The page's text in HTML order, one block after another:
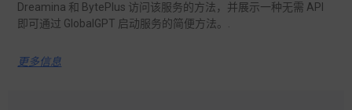
Dreamina 和 BytePlus 访问该服务的方法，并展示一种无需 API
即可通过 GlobalGPT 启动服务的简便方法。.
更多信息